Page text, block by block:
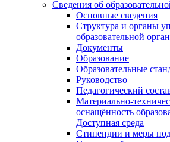
Сведения об
Основные сведения
Структура и органы
образовательной
Документы
Образование
Образовательные
Руководство
Педагогический
Материально-
оснащённость
Доступная среда
Стипендии и меры